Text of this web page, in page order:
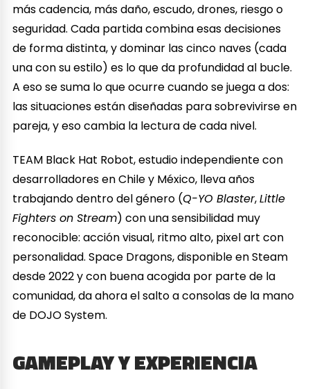
más cadencia, más daño, escudo, drones, riesgo o
seguridad. Cada partida combina esas decisiones
de forma distinta, y dominar las cinco naves (cada
una con su estilo) es lo que da profundidad al bucle.
A eso se suma lo que ocurre cuando se juega a dos:
las situaciones están diseñadas para sobrevivirse en
pareja, y eso cambia la lectura de cada nivel.
TEAM Black Hat Robot, estudio independiente con
desarrolladores en Chile y México, lleva años
trabajando dentro del género (Q-YO Blaster,Little
Fighters on Stream) con una sensibilidad muy
reconocible: acción visual, ritmo alto, pixel art con
personalidad. Space Dragons, disponible en Steam
desde 2022 y con buena acogida por parte de la
comunidad, da ahora el salto a consolas de la mano
de DOJO System.
GAMEPLAY Y EXPERIENCIA